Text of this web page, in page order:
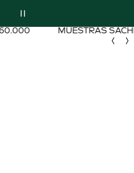
GRATIS POR TU COMPRA